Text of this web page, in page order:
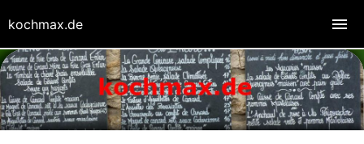
kochmax.de